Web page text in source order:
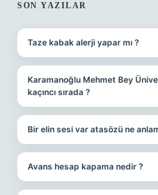
SIDEBAR
SON YAZILAR
Taze kabak alerji yapar mı ?
Karamanoğlu Mehmet Bey
kaçıncı sırada ?
Bir elin sesi var atasözü ne
Avans hesap kapama nedir ?